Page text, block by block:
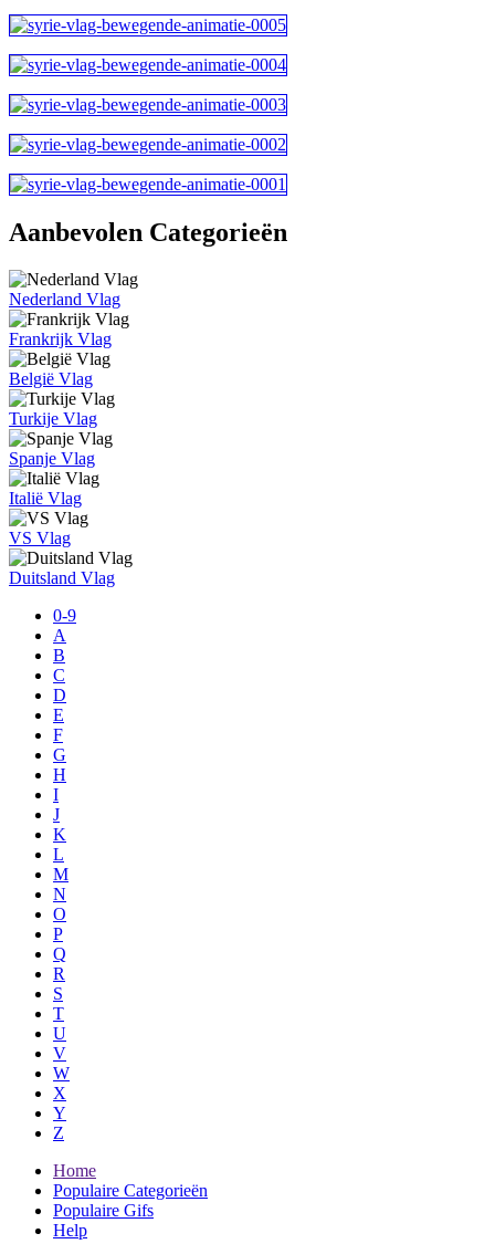
Aanbevolen Categorieën
Nederland Vlag
Frankrijk Vlag
België Vlag
Turkije Vlag
Spanje Vlag
Italië Vlag
VS Vlag
Duitsland Vlag
0-9
A
B
C
D
E
F
G
H
I
J
K
L
M
N
O
P
Q
R
S
T
U
V
W
X
Y
Z
Home
Populaire Categorieën
Populaire Gifs
Help